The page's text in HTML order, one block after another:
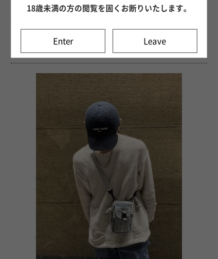
自分好みに カスタマイズ出来るからと欲張って具材を入れたら 想像
し、美味しかったから 次はちょうど良い量でリベンジします！ 今回
の写メ日記は！ 「No.33 昨日の自分に伝えたい事」 今回のお題は
18歳未満の方の閲覧を固くお断りいたします。
Enter Leave